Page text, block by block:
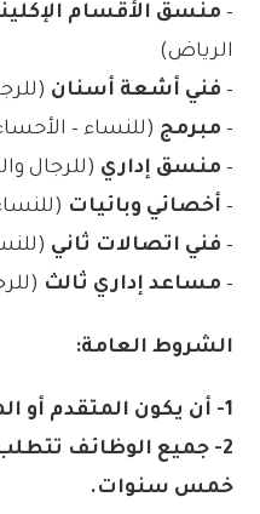
– منسق الأقسام
الرياض)
– فني أشعة أسنان
– مبرمج (للنساء –
– منسق إداري (للرجال
– أخصائي وبائيات
– فني اتصالات ثاني
– مساعد إداري ثالث
الشروط العامة:
1- أن يكون المتقدم أو المتقدمة سعودي الجنسية.
2- جميع الوظائف
خمس سنوات.